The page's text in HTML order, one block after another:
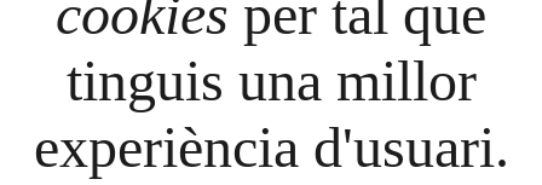
cookies per tal que
tinguis una millor
experiència d'usuari.